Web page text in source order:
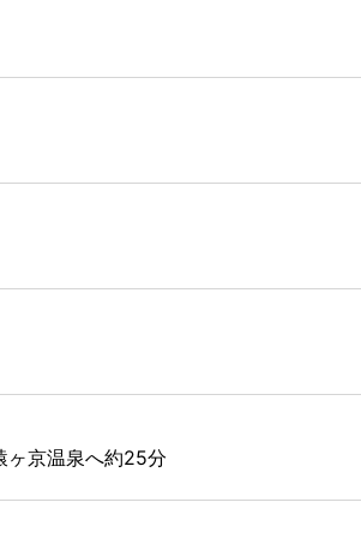
ヶ京温泉へ約25分